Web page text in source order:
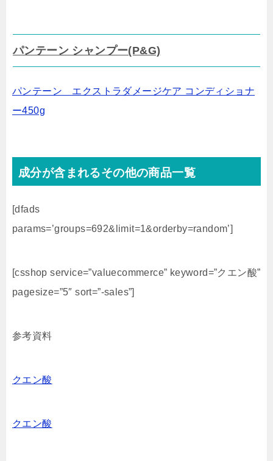
パンテーン シャンプー(P&G)
パンテーン エクストラダメージケア コンディショナ
ー450g
成分が含まれるその他の商品一覧
[dfads
params=’groups=692&limit=1&orderby=random’]
[csshop service=”valuecommerce” keyword=”クエン酸”
pagesize=”5″ sort=”-sales”]
参考資料
クエン酸
クエン酸